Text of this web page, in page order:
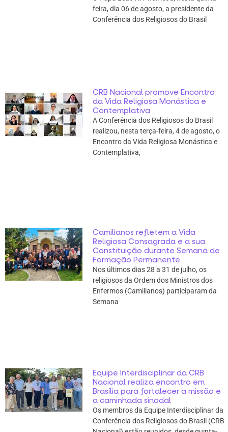
feira, dia 06 de agosto, a presidente da
Conferência dos Religiosos do Brasil
CRB Nacional promove Encontro
da Vida Religiosa Monástica e
Contemplativa
A Conferência dos Religiosos do Brasil
realizou, nesta terça-feira, 4 de agosto, o
Encontro da Vida Religiosa Monástica e
Contemplativa,
Camilianos refletem a Vida
Religiosa Consagrada e a sua
Constituição durante Semana de
Formação Permanente
Nos últimos dias 28 a 31 de julho, os
religiosos da Ordem dos Ministros dos
Enfermos (Camilianos) participaram da
Semana
Equipe Interdisciplinar da CRB
Nacional realiza encontro em
Brasília para fortalecer a missão e
a caminhada sinodal
Os membros da Equipe Interdisciplinar da
Conferência dos Religiosos do Brasil (CRB